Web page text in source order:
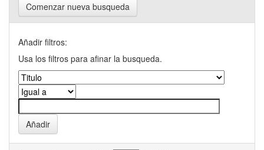
Comenzar nueva busqueda
Añadir filtros:
Usa los filtros para afinar la busqueda.